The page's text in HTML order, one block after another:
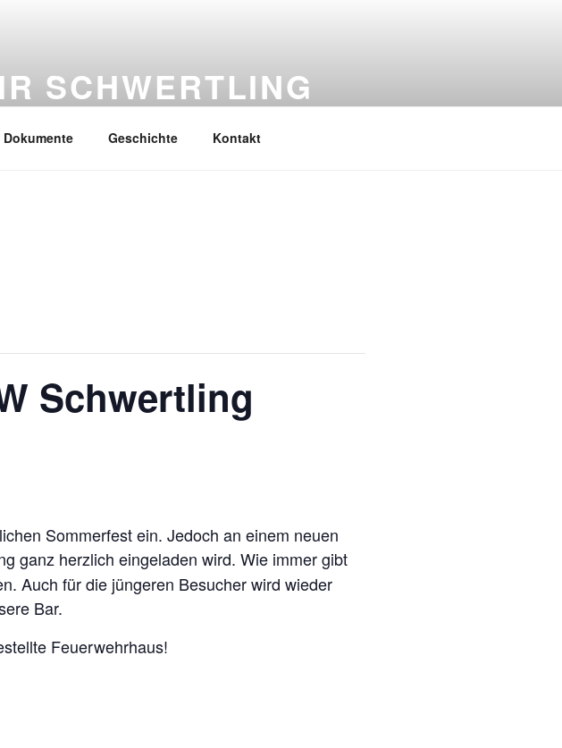
SCHWERTLING
Dokumente Geschichte Kontakt
Schwertling
Sommerfest ein. Jedoch an einem neuen
ganz herzlich eingeladen wird. Wie immer gibt
Auch für die jüngeren Besucher wird wieder
Bar.
Feuerwehrhaus!